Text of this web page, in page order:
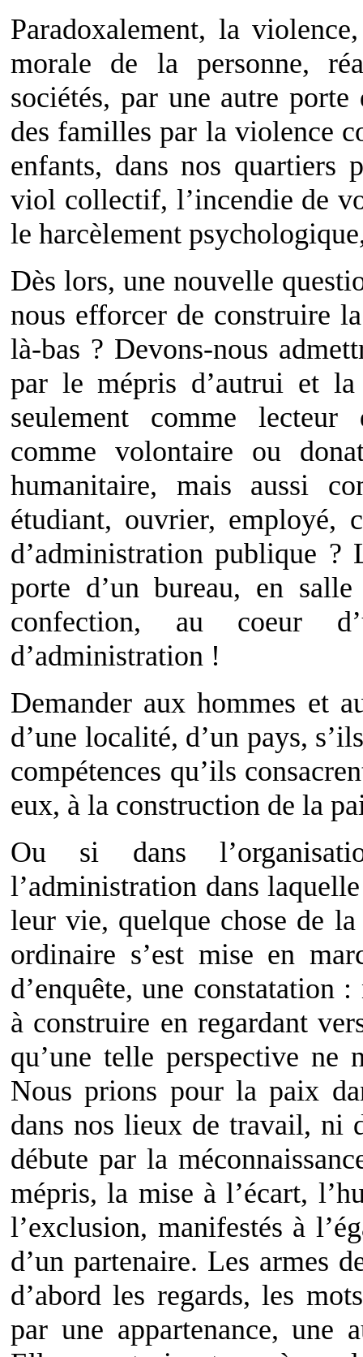
Paradoxalement, la
morale de la personne,
sociétés, par une autre
des familles par la violence
enfants, dans nos quartiers
viol collectif, l’incendie de
le harcèlement
Dès lors, une nouvelle
nous efforcer de construire
là-bas ? Devons-nous
par le mépris d’autrui et
seulement comme
comme volontaire ou
humanitaire, mais aussi
étudiant, ouvrier, employé,
d’administration publique
porte d’un bureau, en
confection, au coeur
d’administration !
Demander aux hommes et
d’une localité, d’un pays,
compétences qu’ils
eux, à la construction de la
Ou si dans
l’administration dans
leur vie, quelque chose de
ordinaire s’est mise en
d’enquête, une constatation
à construire en regardant
qu’une telle perspective ne
Nous prions pour la paix
dans nos lieux de travail, ni
débute par la
mépris, la mise à l’écart,
l’exclusion, manifestés à
d’un partenaire. Les armes
d’abord les regards, les
par une appartenance, une